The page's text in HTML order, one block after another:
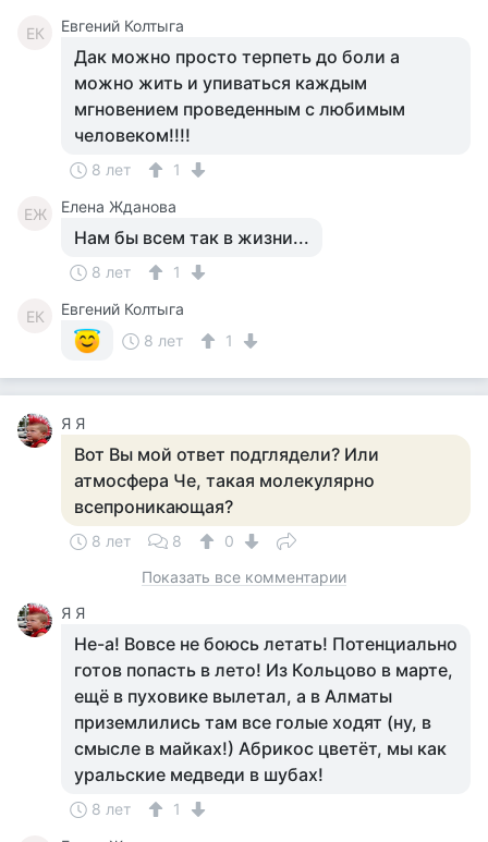
ЕК Евгений Колтыга
Дак можно просто терпеть до боли а
можно жить и упиваться каждым
мгновением проведенным с любимым
человеком!!!!
8 лет 1
ЕЖ Елена Жданова
Нам бы всем так в жизни...
8 лет 1
ЕК
Евгений Колтыга
8 лет
1
Я Я
Вот Вы мой ответ подглядели? Или
атмосфера Че, такая молекулярно
всепроникающая?
8 лет 8
0
Показать все комментарии
Я Я
Не-а! Вовсе не боюсь летать! Потенциально
готов попасть в лето! Из Кольцово в марте,
ещё в пуховике вылетал, а в Алматы
приземлились там все голые ходят (ну, в
смысле в майках!) Абрикос цветёт, мы как
уральские медведи в шубах!
8 лет 1